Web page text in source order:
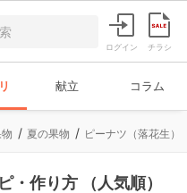
ログイン チラシ
献立 コラム
夏の果物 ピーナツ（落花生）
・作り方 （人気順）